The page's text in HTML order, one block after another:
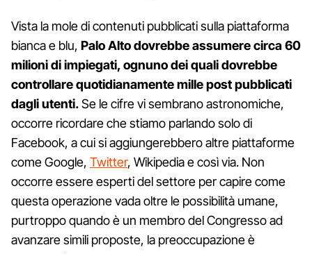
Vista la mole di contenuti pubblicati sulla piattaforma
bianca e blu, Palo Alto dovrebbe assumere circa 60
milioni di impiegati, ognuno dei quali dovrebbe
controllare quotidianamente mille post pubblicati
dagli utenti.Se le cifre vi sembrano astronomiche,
occorre ricordare che stiamo parlando solo di
Facebook, a cui si aggiungerebbero altre piattaforme
come Google, Twitter, Wikipedia e così via. Non
occorre essere esperti del settore per capire come
questa operazione vada oltre le possibilità umane,
purtroppo quando è un membro del Congresso ad
avanzare simili proposte, la preoccupazione è